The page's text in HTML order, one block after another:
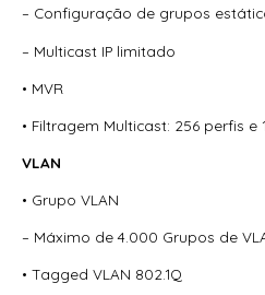
– Configuração de grupos
– Multicast IP limitado
• MVR
• Filtragem Multicast: 256 perfis
VLAN
• Grupo VLAN
– Máximo de 4.000 Grupos de
• Tagged VLAN 802.1Q